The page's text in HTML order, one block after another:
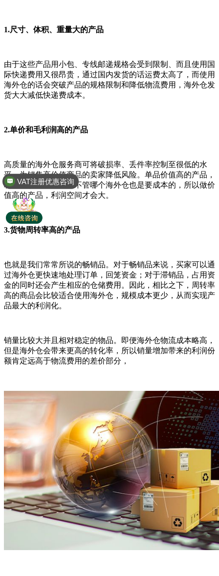
1.尺寸、体积、重量大的产品
由于这些产品用小包、专线邮递规格会受到限制、而且使用国
际快递费用又很昂贵，通过国内发货的话运费太高了，而使用
海外仓的话会突破产品的规格限制和降低物流费用，海外仓发
货大大减低快递费成本。
2.单价和毛利润高的产品
高质量的海外仓服务商可将破损率、丢件率控制至很低的水
平，为销售高价值商品的卖家降低风险。单品价值高的产品，
利润比较可观。因为不管哪个海外仓也是要成本的，所以做价
值高的产品，利润空间才会大。
3.货物周转率高的产品
也就是我们常常所说的畅销品。对于畅销品来说，买家可以通
过海外仓更快速地处理订单，回笼资金；对于滞销品，占用资
金的同时还会产生相应的仓储费用。因此，相比之下，周转率
高的商品会比较适合使用海外仓，规模成本更少，从而实现产
品最大的利润化。
销量比较大并且相对稳定的物品。即便海外仓物流成本略高，
但是海外仓会带来更高的转化率，所以销量增加带来的利润份
额肯定远高于物流费用的差价部分，
VAT注册优惠咨询